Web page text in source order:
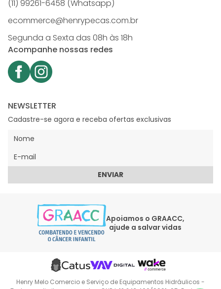
(11) 99261-6458 (Whatsapp)
ecommerce@henrypecas.com.br
Segunda a Sexta das 08h às 18h
Acompanhe nossas redes
NEWSLETTER
Cadastre-se agora e receba ofertas exclusivas
ENVIAR
Apoiamos o GRAACC,
ajude a salvar vidas
Henry Melo Comercio e Serviço de Equipamentos Hidráulicos -